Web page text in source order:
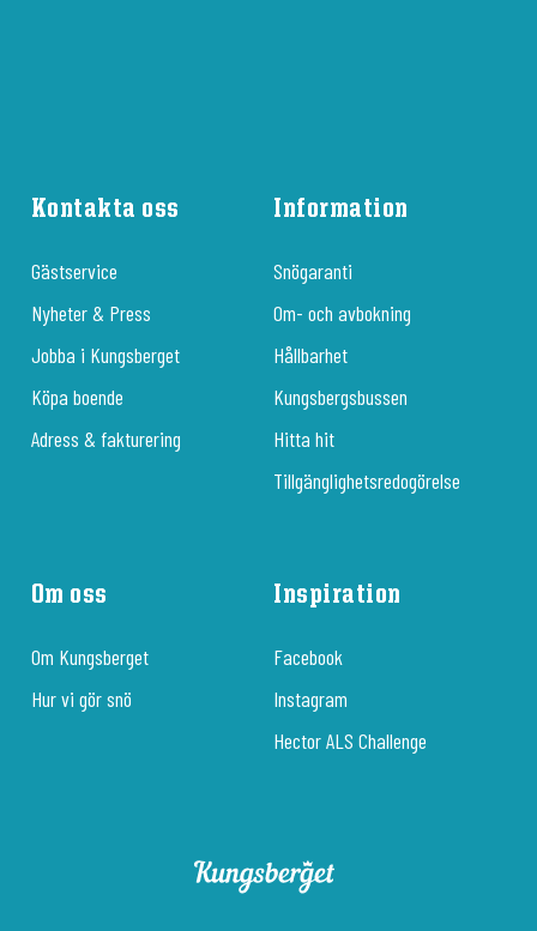
Kontakta oss
Gästservice
Nyheter & Press
Jobba i Kungsberget
Köpa boende
Adress & fakturering
Information
Snögaranti
Om- och avbokning
Hållbarhet
Kungsbergsbussen
Hitta hit
Tillgänglighetsredogörelse
Om oss
Om Kungsberget
Hur vi gör snö
Inspiration
Facebook
Instagram
Hector ALS Challenge